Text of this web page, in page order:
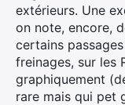
extérieurs. Une
on note, encore,
certains
freinages, sur les
graphiquement
rare mais qui pet